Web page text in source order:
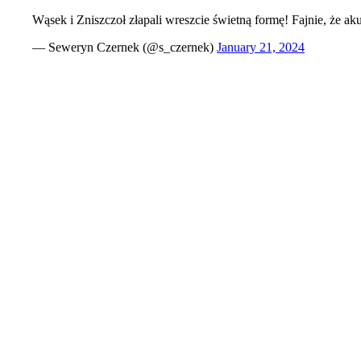
Wąsek i Zniszczoł złapali wreszcie świetną formę! Fajnie, że
— Seweryn Czernek (@s_czernek) January 21, 2024